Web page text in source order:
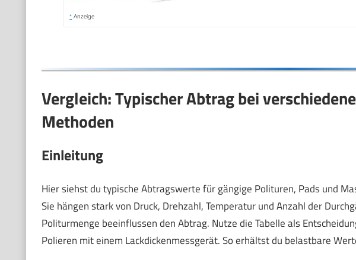
* Anzeige
Vergleich: Typischer Abtrag bei
Methoden
Einleitung
Hier siehst du typische Abtragswerte für gängige Polituren, Pads und
Sie hängen stark von Druck, Drehzahl, Temperatur und Anzahl der
Politurmenge beeinflussen den Abtrag. Nutze die Tabelle als
Polieren mit einem Lackdickenmessgerät. So erhältst du belastbare